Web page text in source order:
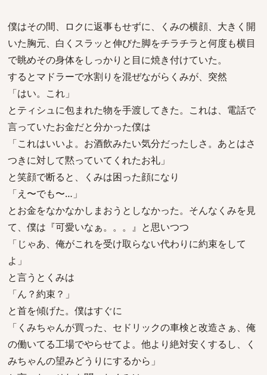
僕はその間、ロクに返事もせずに、くみの横顔、大きく開
いた胸元、白くスラッと伸びた脚をチラチラと何度も横目
で眺めその身体をしっかりと目に焼き付けていた。
するとマドラーで水割りを混ぜながらくみが、突然
「はい。これ」
とティシュに包まれた物を手渡してきた。これは、電話で
言っていたお金だと分かった僕は
「これはいいよ。お酒飲みたい気分だったしさ。あとはさ
つきに対して黙っていてくれたお礼」
と笑顔で断ると、くみは困った顔になり
「え〜でも〜…」
とお金をなかなかしまおうとしなかった。そんなくみを見
て、僕は『可愛いなぁ。。。』と思いつつ
「じゃあ、俺がこれを受け取らない代わりに約束をして
よ」
と言うとくみは
「ん？約束？」
と首を傾げた。僕はすぐに
「くみちゃんが買った、セドリックの車検と改造さぁ、俺
の働いてる工場でやらせてよ。他より絶対安くするし、く
みちゃんの望みどうりにするから」